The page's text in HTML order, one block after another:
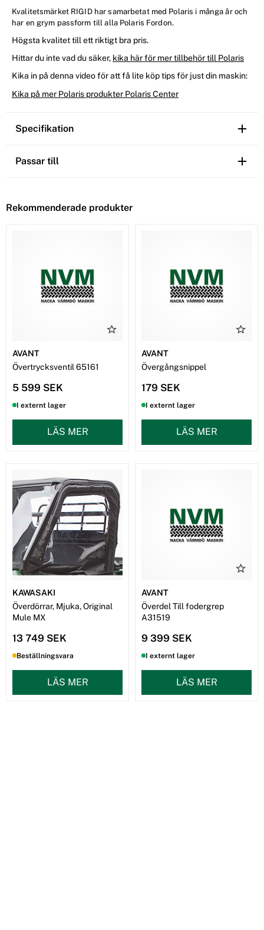
Kvalitetsmärket RIGID har samarbetat med Polaris i många år och
har en grym passform till alla Polaris Fordon.
Högsta kvalitet till ett riktigt bra pris.
Hittar du inte vad du säker, kika här för mer tillbehör till Polaris
Kika in på denna video för att få lite köp tips för just din maskin:
Kika på mer Polaris produkter Polaris Center
Specifikation
Passar till
Rekommenderade produkter
AVANT
Övertrycksventil 65161
5 599 SEK
I externt lager
LÄS MER
AVANT
Övergångsnippel
179 SEK
I externt lager
LÄS MER
KAWASAKI
Överdörrar, Mjuka, Original
Mule MX
13 749 SEK
Beställningsvara
LÄS MER
AVANT
Överdel Till fodergrep
A31519
9 399 SEK
I externt lager
LÄS MER